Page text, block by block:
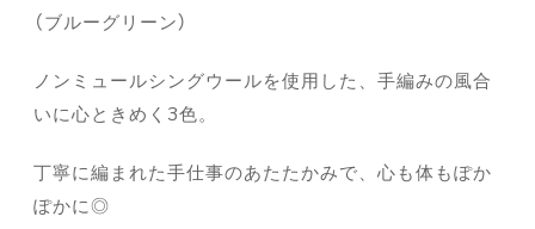
（ブルーグリーン）
ノンミュールシングウールを使用した、手編みの風合
いに心ときめく3色。
丁寧に編まれた手仕事のあたたかみで、心も体もぽか
ぽかに◎